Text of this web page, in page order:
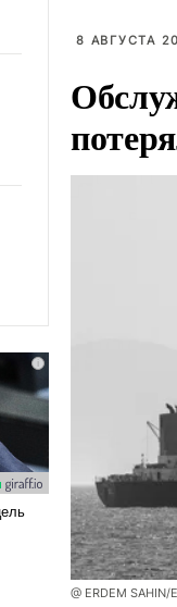
8 АВГУСТА
@ ERDEM SAHIN/